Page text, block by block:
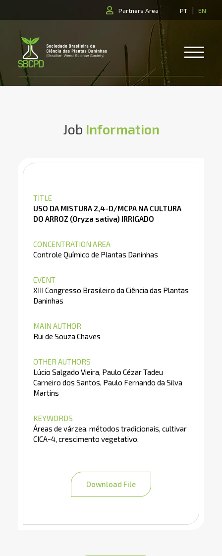
PT| EN
Partners Area
Job Information
TITLE
USO DA MISTURA 2,4-D/MCPA NA CULTURA
DO ARROZ (Oryza sativa) IRRIGADO
CONCENTRATION AREA
Controle Químico de Plantas Daninhas
EVENT
XIII Congresso Brasileiro da Ciência das Plantas
Daninhas
MAIN AUTHOR
Rui de Souza Chaves
OTHER AUTHORS
Lúcio Salgado Vieira, Paulo Cézar Tadeu
Carneiro dos Santos, Paulo Fernando da Silva
Martins
KEYWORDS
Áreas de várzea, métodos tradicionais, cultivar
CICA-4, crescimento vegetativo.
Download File